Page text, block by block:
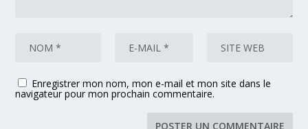
Enregistrer mon nom, mon e-mail et mon site dans le
navigateur pour mon prochain commentaire.